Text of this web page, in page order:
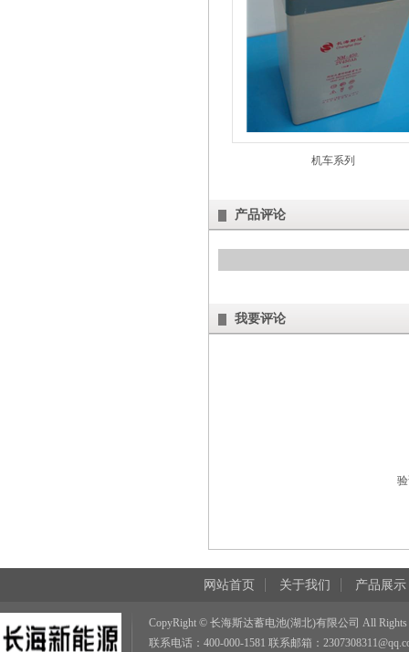
机车系列
产品评论
我要评论
网站首页 关于我们 产品展示
CopyRight © 长海斯达蓄电池(湖北)有限公司 All
联系电话：400-000-1581 联系邮箱：